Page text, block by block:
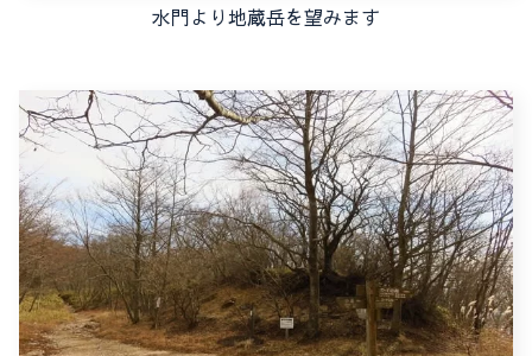
水門より地蔵岳を望みます